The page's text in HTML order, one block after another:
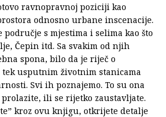
ravnopravnoj poziciji kao
odnosno urbane inscenacije.
s mjestima i selima kao što
Čepin itd. Sa svakim od njih
spona, bilo da je riječ o
usputnim životnim stanicama
Svi ih poznajemo. To su ona
prolazite, ili se rijetko zaustavljate.
kroz ovu knjigu, otkrijete detalje